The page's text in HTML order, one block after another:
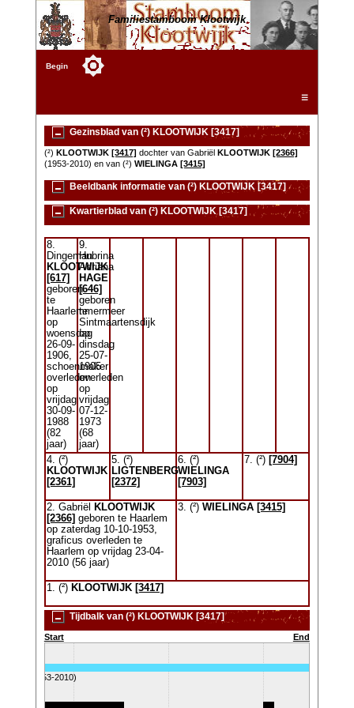
Familiestamboom Klootwijk
Begin
☰
Gezinsblad van (²) KLOOTWIJK [3417]
(²) KLOOTWIJK [3417] dochter van Gabriël KLOOTWIJK [2366]
(1953-2010) en van (²) WIELINGA [3415]
Beeldbank informatie van (²) KLOOTWIJK [3417]
Kwartierblad van (²) KLOOTWIJK [3417]
8.
Dingeman
KLOOTWIJK
[617]
geboren
te
Haarlemmermeer
op
woensdag
26-09-
1906,
schoenmaker
overleden
op
vrijdag
30-09-
1988
(82
jaar)
9.
Hubrina
Adriana
HAGE
[646]
geboren
te
Sintmaartensdijk
op
dinsdag
25-07-
1905
overleden
op
vrijdag
07-12-
1973
(68
jaar)
4. (²)
KLOOTWIJK
[2361]
5. (²)
LIGTENBERG
[2372]
6. (²)
WIELINGA
[7903]
7. (²) [7904]
2. Gabriël
KLOOTWIJK
[2366] geboren te Haarlem
op zaterdag 10-10-1953,
graficus overleden te
Haarlem op vrijdag 23-04-
2010 (56 jaar)
3. (²) WIELINGA [3415]
1. (²) KLOOTWIJK [3417]
Tijdbalk van (²) KLOOTWIJK [3417]
Start End
(1953-2010)